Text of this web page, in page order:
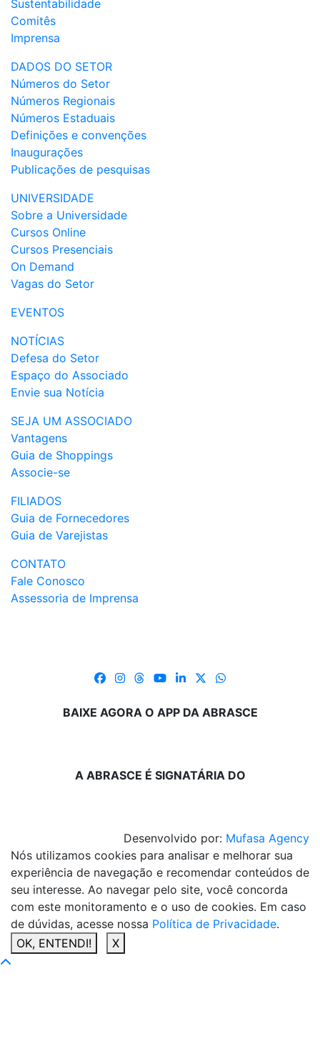
Sustentabilidade
Comitês
Imprensa
DADOS DO SETOR
Números do Setor
Números Regionais
Números Estaduais
Definições e convenções
Inaugurações
Publicações de pesquisas
UNIVERSIDADE
Sobre a Universidade
Cursos Online
Cursos Presenciais
On Demand
Vagas do Setor
EVENTOS
NOTÍCIAS
Defesa do Setor
Espaço do Associado
Envie sua Notícia
SEJA UM ASSOCIADO
Vantagens
Guia de Shoppings
Associe-se
FILIADOS
Guia de Fornecedores
Guia de Varejistas
CONTATO
Fale Conosco
Assessoria de Imprensa
BAIXE AGORA O APP DA ABRASCE
A ABRASCE É SIGNATÁRIA DO
Desenvolvido por: Mufasa Agency
Nós utilizamos cookies para analisar e melhorar sua
experiência de navegação e recomendar conteúdos de
seu interesse. Ao navegar pelo site, você concorda
com este monitoramento e o uso de cookies. Em caso
de dúvidas, acesse nossa Política de Privacidade.
OK, ENTENDI!
X